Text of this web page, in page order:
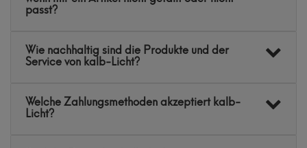
passt?
Wie nachhaltig sind die Produkte und der
Service von kalb-Licht?
Welche Zahlungsmethoden akzeptiert kalb-
Licht?